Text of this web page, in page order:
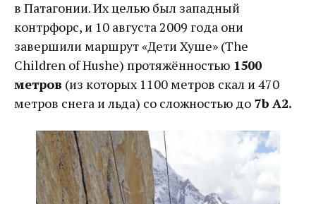
в Патагонии. Их целью был западный
контрфорс, и 10 августа 2009 года они
завершили маршрут «Дети Хуше» (The
Children of Hushe) протяжённостью 1500
метров (из которых 1100 метров скал и 470
метров снега и льда) со сложностью до 7b A2.